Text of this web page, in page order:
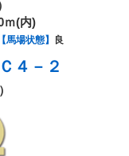
ｍ(内)
【馬場状態】 良
４－２